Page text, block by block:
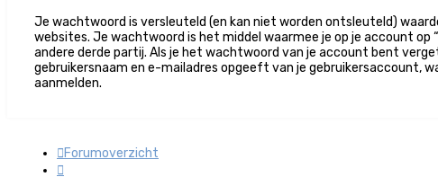
Je wachtwoord is versleuteld (en kan niet worden ontsleuteld)
websites. Je wachtwoord is het middel waarmee je op je account op
andere derde partij. Als je het wachtwoord van je account bent
gebruikersnaam en e-mailadres opgeeft van je gebruikersaccount,
aanmelden.
Forumoverzicht